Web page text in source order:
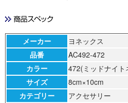
メーカー
ヨネックス
品番
AC492-472
カラー
472(ミッドナイト
サイズ
8cm×10cm
カテゴリー
アクセサリー